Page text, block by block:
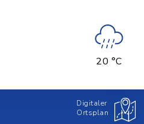
20 °C
Digitaler
Ortsplan